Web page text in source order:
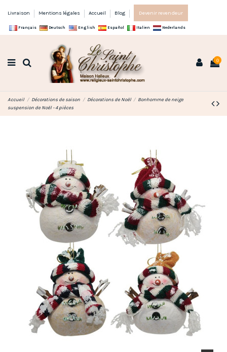
Livraison Mentions légales Accueil Blog Devenir revendeur
Français Deutsch English Español Italien Nederlands
0
Accueil Décorations de saison Décorations de Noël
Bonhomme de neige
suspension de Noël - 4 pièces